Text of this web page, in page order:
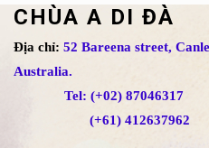
CHÙA A DI ĐÀ
Địa chỉ: 52 Bareena street,
Australia.
Tel: (+02) 87046317
(+61) 412637962